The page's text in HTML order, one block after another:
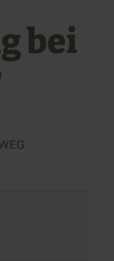
bei